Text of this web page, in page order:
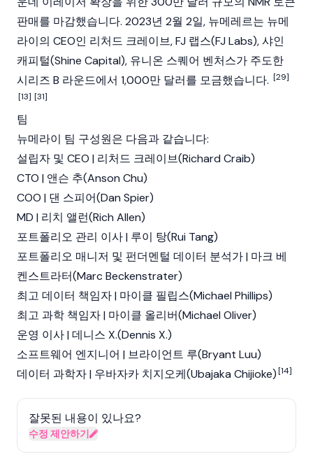
판매를 마감했습니다. 2023년 2월 2일, 뉴메레르는 뉴메
라이의 CEO인 리처드 크레이브, FJ 랩스(FJ Labs), 샤인
캐피털(Shine Capital), 유니온 스퀘어 벤처스가 주도한
시리즈 B 라운드에서 1,000만 달러를 모금했습니다. [29]
[13] [31]
팀
뉴메라이 팀 구성원은 다음과 같습니다:
설립자 및 CEO | 리처드 크레이브(Richard Craib)
CTO | 앤슨 추(Anson Chu)
COO | 댄 스피어(Dan Spier)
MD | 리치 앨런(Rich Allen)
포트폴리오 관리 이사 | 루이 탕(Rui Tang)
포트폴리오 매니저 및 펀더멘털 데이터 분석가 | 마크 베
켄스트라터(Marc Beckenstrater)
최고 데이터 책임자 | 마이클 필립스(Michael Phillips)
최고 과학 책임자 | 마이클 올리버(Michael Oliver)
운영 이사 | 데니스 X.(Dennis X.)
소프트웨어 엔지니어 | 브라이언트 루(Bryant Luu)
데이터 과학자 | 우바자카 치지오케(Ubajaka Chijioke)[14]
잘못된 내용이 있나요?
수정 제안하기